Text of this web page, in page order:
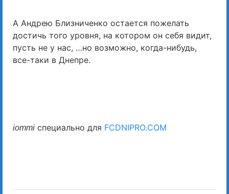
А Андрею Близниченко остается пожелать
достичь того уровня, на котором он себя видит,
пусть не у нас, …но возможно, когда-нибудь,
все-таки в Днепре.
iommi специально для FCDNIPRO.COM